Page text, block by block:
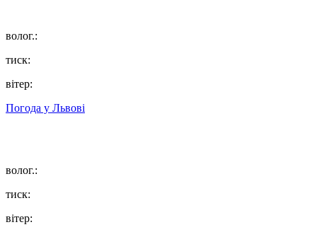
волог.:
тиск:
вітер:
Погода у Львові
волог.:
тиск:
вітер: